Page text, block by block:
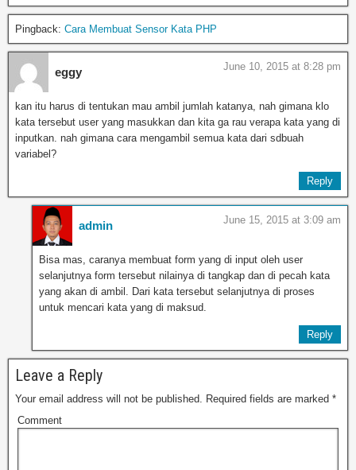
Pingback: Cara Membuat Sensor Kata PHP
eggy June 10, 2015 at 8:28 pm
kan itu harus di tentukan mau ambil jumlah katanya, nah gimana klo
kata tersebut user yang masukkan dan kita ga rau verapa kata yang di
inputkan. nah gimana cara mengambil semua kata dari sdbuah
variabel?
Reply
admin June 15, 2015 at 3:09 am
Bisa mas, caranya membuat form yang di input oleh user
selanjutnya form tersebut nilainya di tangkap dan di pecah kata
yang akan di ambil. Dari kata tersebut selanjutnya di proses
untuk mencari kata yang di maksud.
Reply
Leave a Reply
Your email address will not be published. Required fields are marked *
Comment